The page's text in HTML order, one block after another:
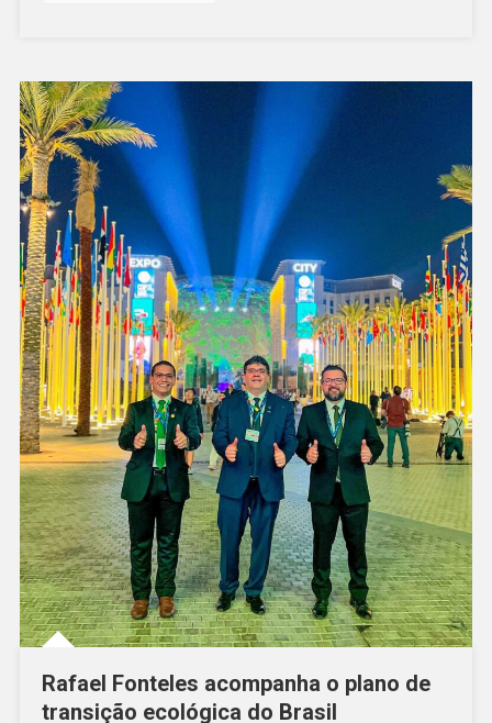
Rafael Fonteles acompanha o plano de
transição ecológica do Brasil